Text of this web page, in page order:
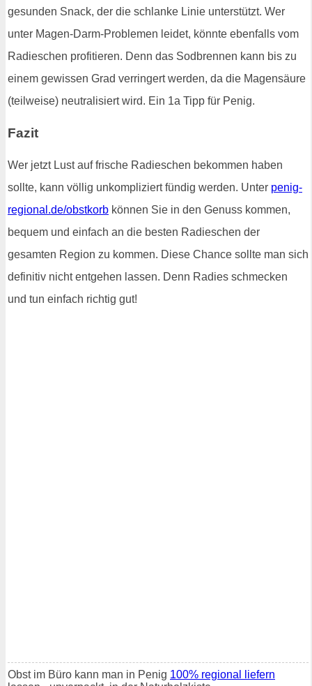
gesunden Snack, der die schlanke Linie unterstützt. Wer
unter Magen-Darm-Problemen leidet, könnte ebenfalls vom
Radieschen profitieren. Denn das Sodbrennen kann bis zu
einem gewissen Grad verringert werden, da die Magensäure
(teilweise) neutralisiert wird. Ein 1a Tipp für Penig.
Fazit
Wer jetzt Lust auf frische Radieschen bekommen haben
sollte, kann völlig unkompliziert fündig werden. Unter penig-
regional.de/obstkorb können Sie in den Genuss kommen,
bequem und einfach an die besten Radieschen der
gesamten Region zu kommen. Diese Chance sollte man sich
definitiv nicht entgehen lassen. Denn Radies schmecken
und tun einfach richtig gut!
Obst im Büro kann man in Penig 100% regional liefern